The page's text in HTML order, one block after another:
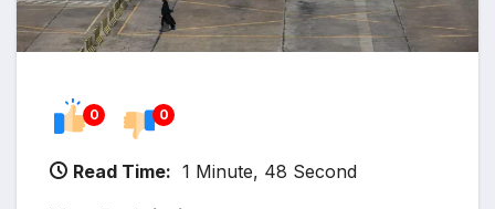
0 0
Read Time: 1 Minute, 48 Second